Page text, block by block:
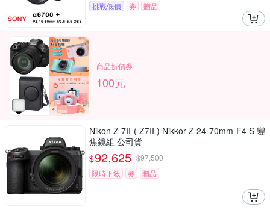
挑戰低價
券 贈品
商品折價券
100元
Nikon Z 7II ( Z7II ) Nikkor Z 24-70mm F4 S 變
焦鏡組 公司貨
$92,625 $97,500
限時下殺
券 贈品